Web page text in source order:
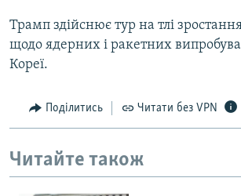
Трамп здійснює тур на тлі
щодо ядерних і ракетних
Кореї.
Поділитись Читати без VPN
Читайте також